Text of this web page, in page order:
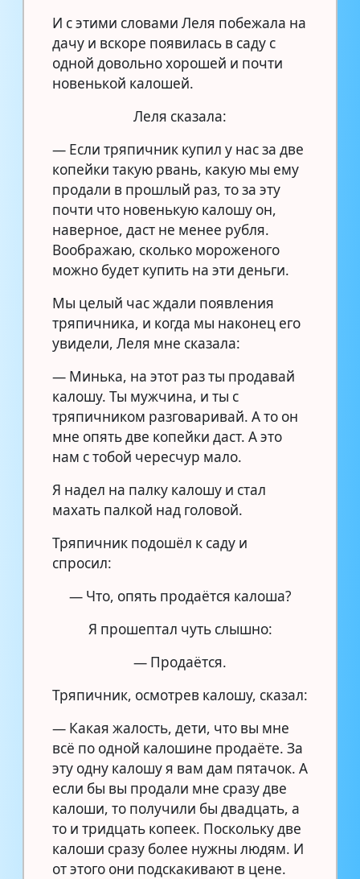
И с этими словами Леля побежала на
дачу и вскоре появилась в саду с
одной довольно хорошей и почти
новенькой калошей.
Леля сказала:
— Если тряпичник купил у нас за две
копейки такую рвань, какую мы ему
продали в прошлый раз, то за эту
почти что новенькую калошу он,
наверное, даст не менее рубля.
Воображаю, сколько мороженого
можно будет купить на эти деньги.
Мы целый час ждали появления
тряпичника, и когда мы наконец его
увидели, Леля мне сказала:
— Минька, на этот раз ты продавай
калошу. Ты мужчина, и ты с
тряпичником разговаривай. А то он
мне опять две копейки даст. А это
нам с тобой чересчур мало.
Я надел на палку калошу и стал
махать палкой над головой.
Тряпичник подошёл к саду и
спросил:
— Что, опять продаётся калоша?
Я прошептал чуть слышно:
— Продаётся.
Тряпичник, осмотрев калошу, сказал:
— Какая жалость, дети, что вы мне
всё по одной калошине продаёте. За
эту одну калошу я вам дам пятачок. А
если бы вы продали мне сразу две
калоши, то получили бы двадцать, а
то и тридцать копеек. Поскольку две
калоши сразу более нужны людям. И
от этого они подскакивают в цене.